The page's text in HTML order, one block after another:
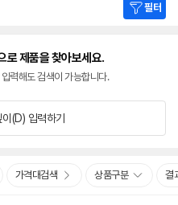
필터
로 제품을 찾아보세요.
력해도 검색이 가능합니다.
(D) 입력하기
가격대검색 상품구분 결